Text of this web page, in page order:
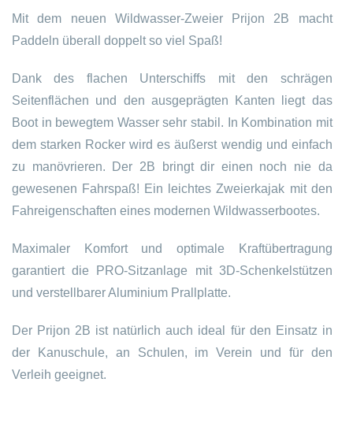
Mit dem neuen Wildwasser-Zweier Prijon 2B macht
Paddeln überall doppelt so viel Spaß!
Dank des flachen Unterschiffs mit den schrägen
Seitenflächen und den ausgeprägten Kanten liegt das
Boot in bewegtem Wasser sehr stabil. In Kombination mit
dem starken Rocker wird es äußerst wendig und einfach
zu manövrieren. Der 2B bringt dir einen noch nie da
gewesenen Fahrspaß! Ein leichtes Zweierkajak mit den
Fahreigenschaften eines modernen Wildwasserbootes.
Maximaler Komfort und optimale Kraftübertragung
garantiert die PRO-Sitzanlage mit 3D-Schenkelstützen
und verstellbarer Aluminium Prallplatte.
Der Prijon 2B ist natürlich auch ideal für den Einsatz in
der Kanuschule, an Schulen, im Verein und für den
Verleih geeignet.